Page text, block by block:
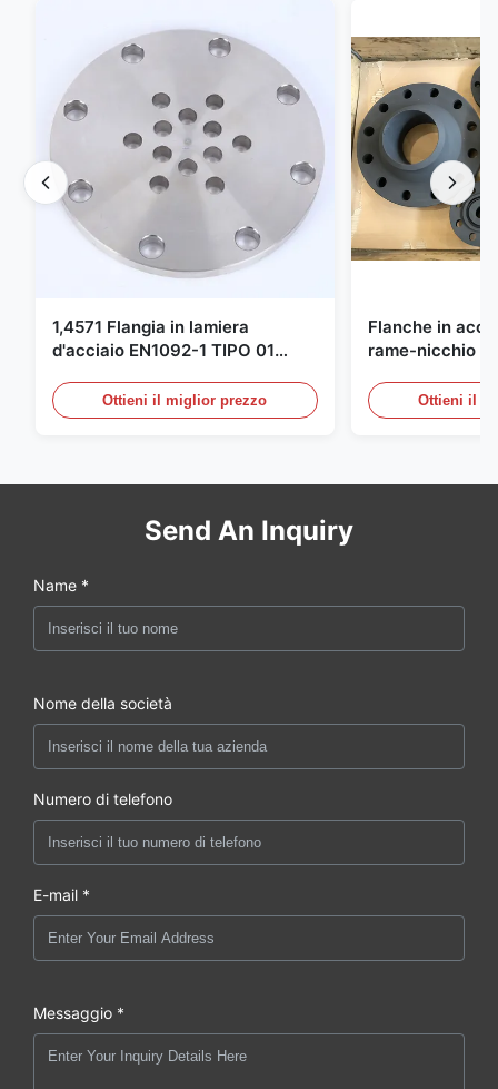
1,4571 Flangia in lamiera
d'acciaio EN1092-1 TIPO 01
Ottieni il miglior prezzo
Flanche in
rame-nicchio
carbonioOttieni il
Send An Inquiry
Name *
Nome della società
Numero di telefono
E-mail *
Messaggio *